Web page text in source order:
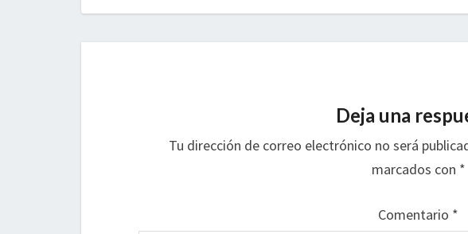
Deja una
Tu dirección de correo electrónico no será
marcados con *
Comentario *